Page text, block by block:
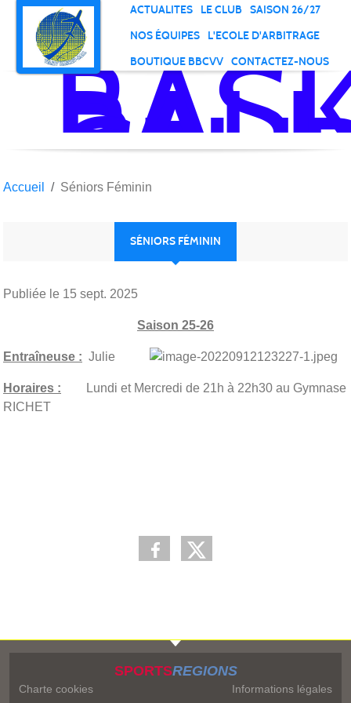
ACTUALITES LE CLUB
SAISON 26/27
NOS ÉQUIPES
L'ECOLE D'ARBITRAGE
BOUTIQUE BBCVV
CONTACTEZ-NOUS
BALL
DE
Accueil Séniors Féminin
SÉNIORS FÉMININ
Publiée le 15 sept. 2025
Saison 25-26
Entraîneuse : Julie
Horaires : Lundi et Mercredi de 21h à 22h30 au Gymnase
RICHET
SPORTSREGIONS
Charte cookies Informations légales
Panneau de gestion des cookies